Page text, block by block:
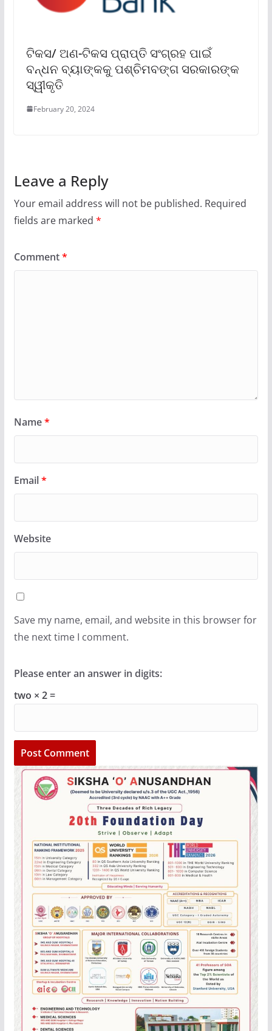
ଟିକସ/ ଅଣ-ଟିକସ ପ୍ରାପ୍ତି ସଂଗ୍ରହ ପାଇଁ
ବନ୍ଧନ ବ୍ୟାଙ୍କକୁ ପଶ୍ଚିମବଙ୍ଗ ସରକାରଙ୍କ
ସ୍ୱୀକୃତି
February 20, 2024
Leave a Reply
Your email address will not be published. Required
fields are marked *
Comment*
Name*
Email*
Website
Save my name, email, and website in this browser for
the next time I comment.
Please enter an answer in digits:
two × 2 =